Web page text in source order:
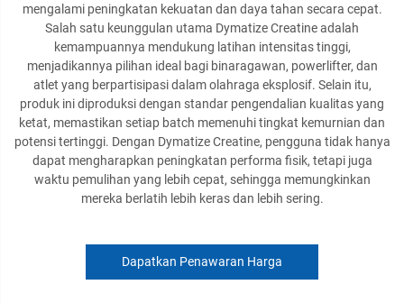
mengalami peningkatan kekuatan dan daya tahan secara cepat.
Salah satu keunggulan utama Dymatize Creatine adalah
kemampuannya mendukung latihan intensitas tinggi,
menjadikannya pilihan ideal bagi binaragawan, powerlifter, dan
atlet yang berpartisipasi dalam olahraga eksplosif. Selain itu,
produk ini diproduksi dengan standar pengendalian kualitas yang
ketat, memastikan setiap batch memenuhi tingkat kemurnian dan
potensi tertinggi. Dengan Dymatize Creatine, pengguna tidak hanya
dapat mengharapkan peningkatan performa fisik, tetapi juga
waktu pemulihan yang lebih cepat, sehingga memungkinkan
mereka berlatih lebih keras dan lebih sering.
Dapatkan Penawaran Harga